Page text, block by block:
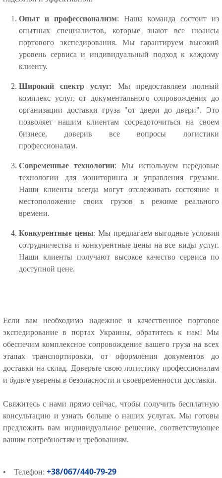
Опыт и профессионализм: Наша команда состоит из
опытных специалистов, которые знают все нюансы
портового экспедирования. Мы гарантируем высокий
уровень сервиса и индивидуальный подход к каждому
клиенту.
Широкий спектр услуг: Мы предоставляем полный
комплекс услуг, от документального сопровождения до
организации доставки груза "от двери до двери". Это
позволяет нашим клиентам сосредоточиться на своем
бизнесе, доверив все вопросы логистики
профессионалам.
Современные технологии: Мы используем передовые
технологии для мониторинга и управления грузами.
Наши клиенты всегда могут отслеживать состояние и
местоположение своих грузов в режиме реального
времени.
Конкурентные цены: Мы предлагаем выгодные условия
сотрудничества и конкурентные цены на все виды услуг.
Наши клиенты получают высокое качество сервиса по
доступной цене.
Если вам необходимо надежное и качественное портовое
экспедирование в портах Украины, обратитесь к нам! Мы
обеспечим комплексное сопровождение вашего груза на всех
этапах транспортировки, от оформления документов до
доставки на склад. Доверьте свою логистику профессионалам
и будьте уверены в безопасности и своевременности доставки.
Свяжитесь с нами прямо сейчас, чтобы получить бесплатную
консультацию и узнать больше о наших услугах. Мы готовы
предложить вам индивидуальное решение, соответствующее
вашим потребностям и требованиям.
• Телефон:+38/067/440-79-29